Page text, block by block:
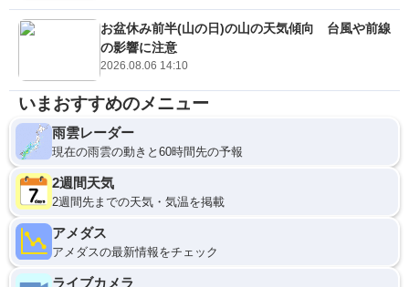
お盆休み前半(山の日)の山の天気傾向 台風や前線
の影響に注意
2026.08.06 14:10
いまおすすめのメニュー
雨雲レーダー
現在の雨雲の動きと60時間先の予報
2週間天気
2週間先までの天気・気温を掲載
アメダス
アメダスの最新情報をチェック
ライブカメラ